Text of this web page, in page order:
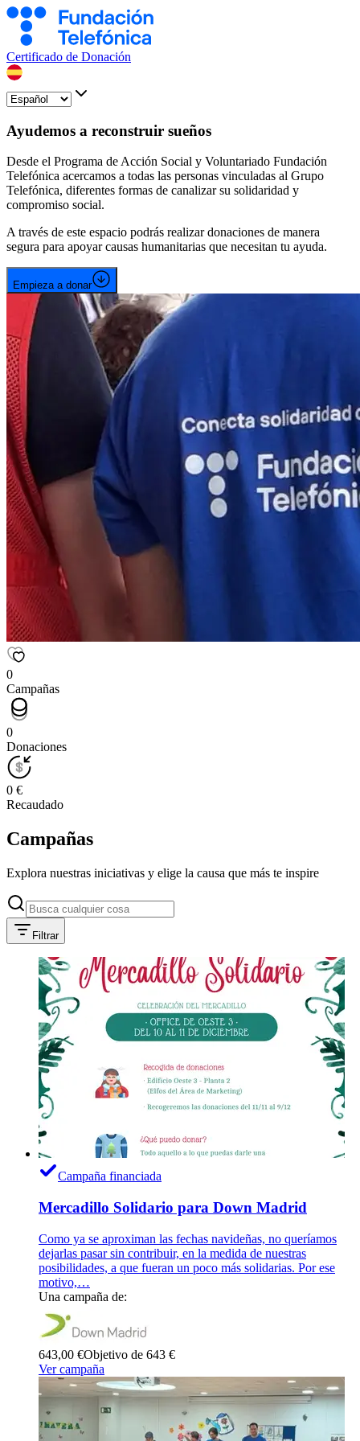
Certificado de Donación
Ayudemos a reconstruir sueños
Desde el Programa de Acción Social y Voluntariado Fundación
Telefónica acercamos a todas las personas vinculadas al Grupo
Telefónica, diferentes formas de canalizar su solidaridad y
compromiso social.
A través de este espacio podrás realizar donaciones de manera
segura para apoyar causas humanitarias que necesitan tu ayuda.
Empieza a donar
0
Campañas
0
Donaciones
0 €
Recaudado
Campañas
Explora nuestras iniciativas y elige la causa que más te inspire
Filtrar
Campaña financiada
Mercadillo Solidario para Down Madrid
Como ya se aproximan las fechas navideñas, no queríamos
dejarlas pasar sin contribuir, en la medida de nuestras
posibilidades, a que fueran un poco más solidarias. Por ese
motivo,…
Una campaña de:
643,00 €Objetivo de 643 €
Ver campaña